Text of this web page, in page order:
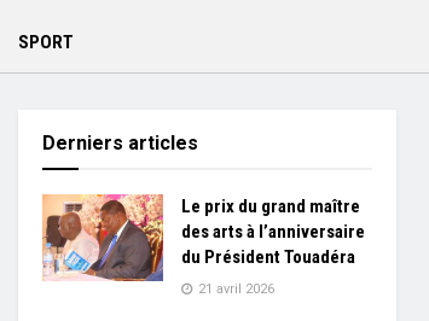
SPORT
Derniers articles
Le prix du grand maître
des arts à l’anniversaire
du Président Touadéra
21 avril 2026